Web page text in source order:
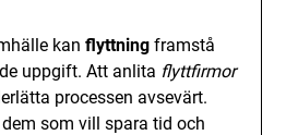
kanflyttning framstå
uppgift. Att anlita flyttfirmor
processen avsevärt.
som vill spara tid och